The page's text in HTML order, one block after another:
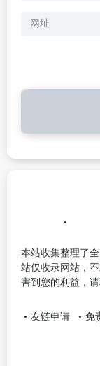
本站收集整理了
站仅收录网站，
害到您的利益，
友链申请 免